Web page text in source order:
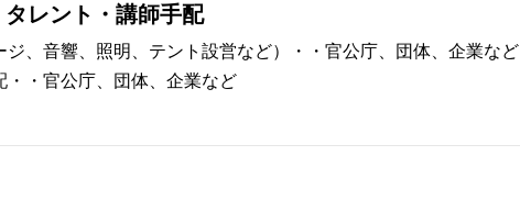
レント・講師手配
、音響、照明、テント設営など）・・官公庁、団体、企業など
・官公庁、団体、企業など